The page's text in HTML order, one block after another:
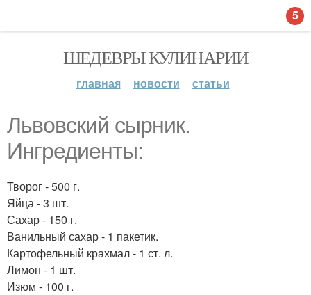
ШЕДЕВРЫ КУЛИНАРИИ
главная новости статьи
Львовский сырник.
Ингредиенты:
Творог - 500 г.
Яйца - 3 шт.
Сахар - 150 г.
Ванильный сахар - 1 пакетик.
Картофельный крахмал - 1 ст. л.
Лимон - 1 шт.
Изюм - 100 г.
5